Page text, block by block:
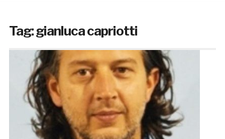
Tag:gianluca capriotti